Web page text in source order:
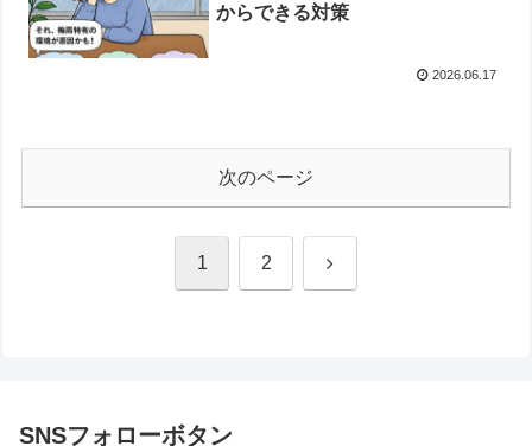
からできる対策
2026.06.17
次のページ
1 2 次
SNSフォローボタン